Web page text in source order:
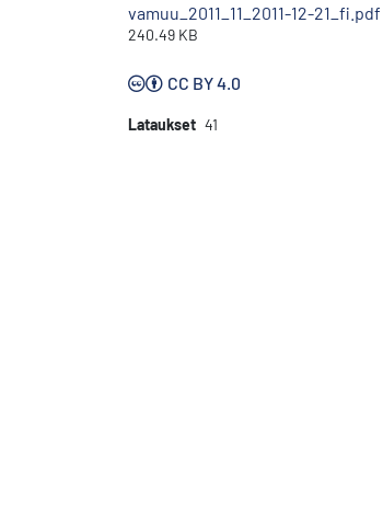
vamuu_2011_11_2011-12-21_fi.pdf
240.49 KB
CC BY 4.0
Lataukset 41